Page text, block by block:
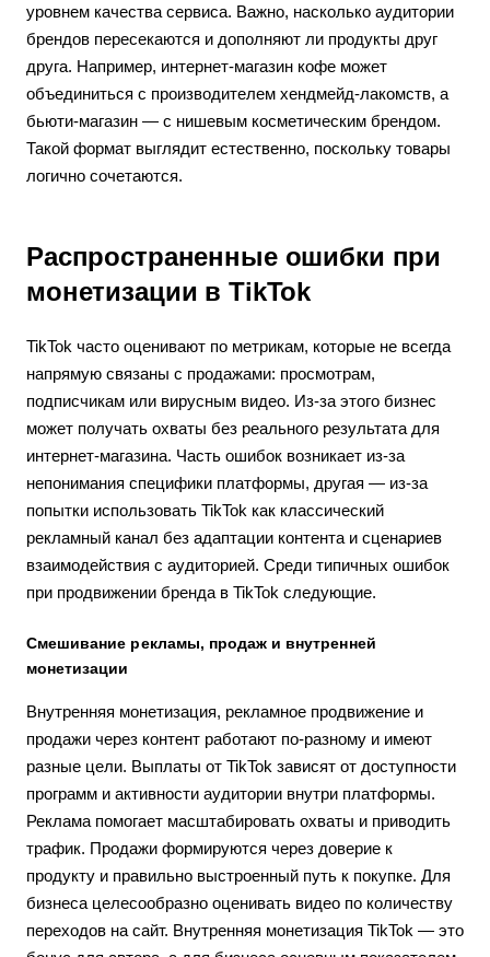
уровнем качества сервиса. Важно, насколько аудитории
брендов пересекаются и дополняют ли продукты друг
друга. Например, интернет-магазин кофе может
объединиться с производителем хендмейд-лакомств, а
бьюти-магазин — с нишевым косметическим брендом.
Такой формат выглядит естественно, поскольку товары
логично сочетаются.
Распространенные ошибки при
монетизации в TikTok
TikTok часто оценивают по метрикам, которые не всегда
напрямую связаны с продажами: просмотрам,
подписчикам или вирусным видео. Из-за этого бизнес
может получать охваты без реального результата для
интернет-магазина. Часть ошибок возникает из-за
непонимания специфики платформы, другая — из-за
попытки использовать TikTok как классический
рекламный канал без адаптации контента и сценариев
взаимодействия с аудиторией. Среди типичных ошибок
при продвижении бренда в TikTok следующие.
Смешивание рекламы, продаж и внутренней
монетизации
Внутренняя монетизация, рекламное продвижение и
продажи через контент работают по-разному и имеют
разные цели. Выплаты от TikTok зависят от доступности
программ и активности аудитории внутри платформы.
Реклама помогает масштабировать охваты и приводить
трафик. Продажи формируются через доверие к
продукту и правильно выстроенный путь к покупке. Для
бизнеса целесообразно оценивать видео по количеству
переходов на сайт. Внутренняя монетизация TikTok — это